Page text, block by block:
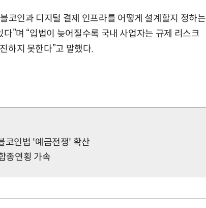
코인과 디지털 결제 인프라를 어떻게 설계할지 정하는
”며 “입법이 늦어질수록 국내 사업자는 규제 리스크
하지 못한다”고 말했다.
코인법 '예금전쟁' 확산
종연횡 가속